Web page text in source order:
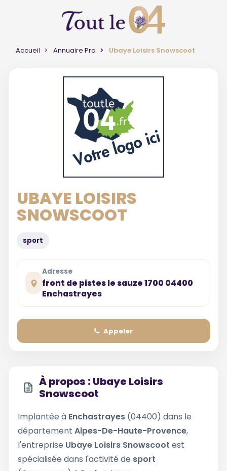
Accueil Annuaire Pro Ubaye Loisirs Snowscoot
UBAYE LOISIRS
SNOWSCOOT
sport
Adresse
front de pistes le sauze 1700 04400
Enchastrayes
Appeler
À propos : Ubaye Loisirs
Snowscoot
Implantée à Enchastrayes (04400) dans le
département Alpes-De-Haute-Provence,
l'entreprise Ubaye Loisirs Snowscoot est
spécialisée dans l'activité de sport